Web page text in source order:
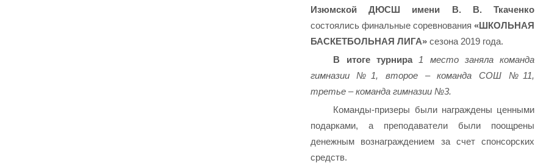
Изюмской ДЮСШ имени В. В. Ткаченко
состоялись финальные соревнования«ШКОЛЬНАЯ
БАСКЕТБОЛЬНАЯ ЛИГА»сезона 2019 года.
В итоге турнира
1 место заняла команда
гимназии №1, второе – команда СОШ №11,
третье – команда гимназии №3.
Команды-призеры были награждены ценными
подарками, а преподаватели были поощрены
денежным вознаграждением за счет спонсорских
средств.